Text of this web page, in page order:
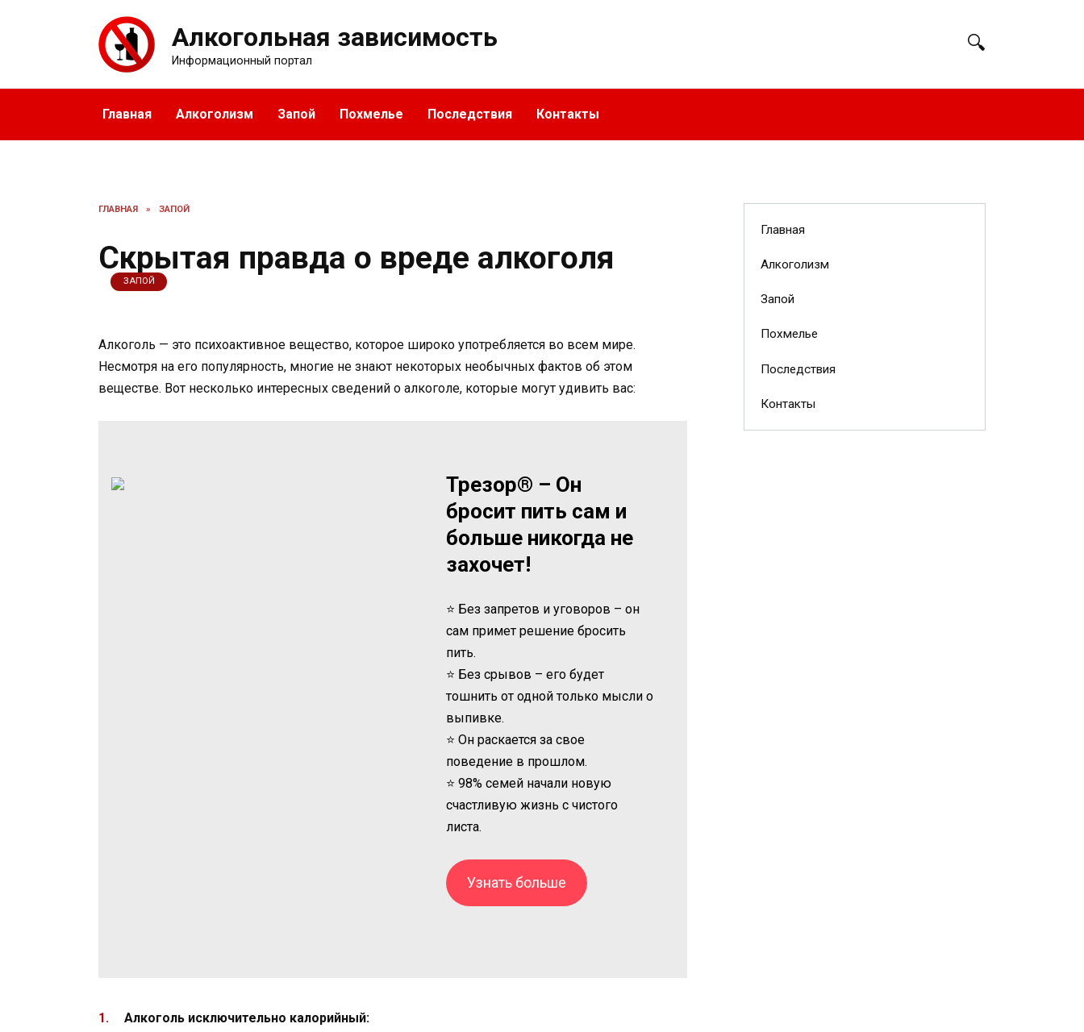
Алкогольная зависимость
Информационный портал
Главная Алкоголизм Запой Похмелье Последствия Контакты
ГЛАВНАЯ » ЗАПОЙ
Скрытая правда о вреде алкоголя
ЗАПОЙ
Алкоголь — это психоактивное вещество, которое широко употребляется во всем мире.
Несмотря на его популярность, многие не знают некоторых необычных фактов об этом
веществе. Вот несколько интересных сведений о алкоголе, которые могут удивить вас:
Трезор® – Он
бросит пить сам и
больше никогда не
захочет!
⭐ Без запретов и уговоров – он
сам примет решение бросить
пить.
⭐ Без срывов – его будет
тошнить от одной только мысли о
выпивке.
⭐ Он раскается за свое
поведение в прошлом.
⭐ 98% семей начали новую
счастливую жизнь с чистого
листа.
Узнать больше
Алкоголь исключительно калорийный:
Главная
Алкоголизм
Запой
Похмелье
Последствия
Контакты